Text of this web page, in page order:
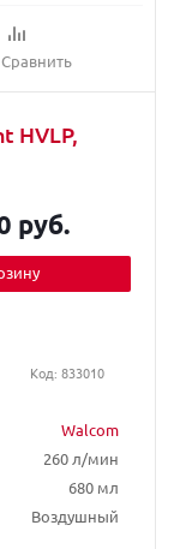
Сравнить
HVLP,
Walcom
260 л/мин
680 мл
Воздушный
руб.
Код: 833010